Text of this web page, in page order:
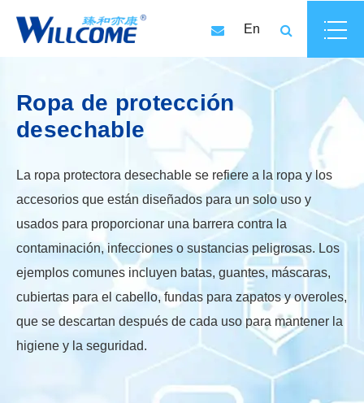
En
Ropa de protección
desechable
La ropa protectora desechable se refiere a la ropa y los
accesorios que están diseñados para un solo uso y
usados para proporcionar una barrera contra la
contaminación, infecciones o sustancias peligrosas. Los
ejemplos comunes incluyen batas, guantes, máscaras,
cubiertas para el cabello, fundas para zapatos y overoles,
que se descartan después de cada uso para mantener la
higiene y la seguridad.